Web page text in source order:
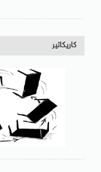
كاريكاتير